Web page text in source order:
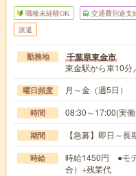
職種未経験OK 交通費別途支
派遣
勤務地 千葉県東金市
東金駅から車10分
曜日頻度 月～金（週5日）
時間 08:30～17:00(実
期間 【急募】即日～
時給
時給1450円 ●モ
合）+残業代